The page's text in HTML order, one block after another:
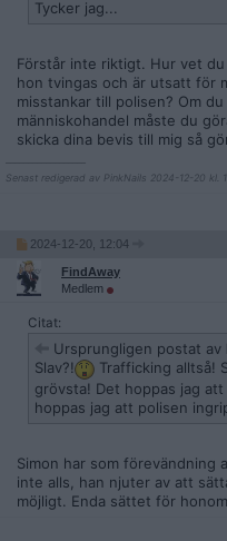
Tycker jag...
Förstår inte riktigt. Hur vet
hon tvingas och är utsatt för
misstankar till polisen? Om
människohandel måste du
skicka dina bevis till mig så
Senast redigerad av PinkNails 2024-12-20 kl.
2024-12-20, 12:04
FindAway
Medlem
Citat:
Ursprungligen postat av
Slav?!
Trafficking alltså!
grövsta! Det hoppas jag
hoppas jag att polisen
Simon har som förevändning
inte alls, han njuter av att
möjligt. Enda sättet för